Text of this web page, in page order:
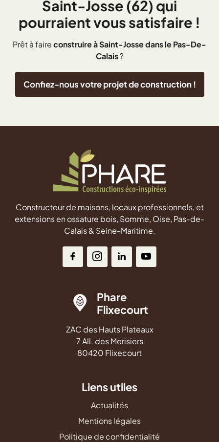
Saint-Josse (62) qui
pourraient vous satisfaire !
Prêt à faireconstruire à Saint-Josse dans le Pas-De-
Calais?
Confiez-nous votre projet de construction !
Constructeur de maisons, locaux professionnels, et
extensions en ossature bois, Somme, Oise, Pas-de-
Calais & Seine-Maritime.
Phare
Flixecourt
ZAC des Hauts Plateaux
7 All. des Merisiers
80420 Flixecourt
Liens utiles
Actualités
Mentions légales
Politique de confidentialité